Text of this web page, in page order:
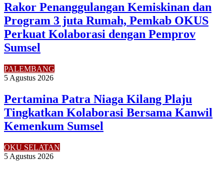
Rakor Penanggulangan Kemiskinan dan
Program 3 juta Rumah, Pemkab OKUS
Perkuat Kolaborasi dengan Pemprov
Sumsel
PALEMBANG
5 Agustus 2026
Pertamina Patra Niaga Kilang Plaju
Tingkatkan Kolaborasi Bersama Kanwil
Kemenkum Sumsel
OKU SELATAN
5 Agustus 2026